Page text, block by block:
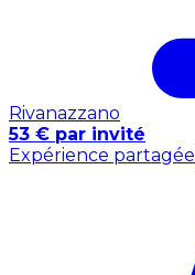
Rivanazzano
53 € par invité
Expérience partagée